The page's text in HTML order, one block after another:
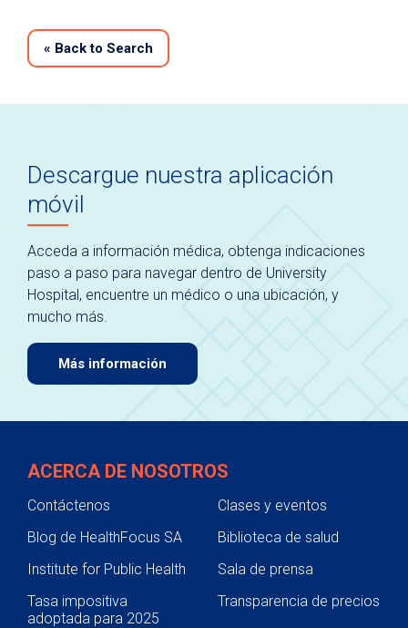
« Back to Search
Descargue nuestra aplicación
móvil
Acceda a información médica, obtenga indicaciones
paso a paso para navegar dentro de University
Hospital, encuentre un médico o una ubicación, y
mucho más.
Más información
ACERCA DE NOSOTROS
Contáctenos
Clases y eventos
Blog de HealthFocus SA
Biblioteca de salud
Institute for Public Health
Sala de prensa
Tasa impositiva
adoptada para 2025
Transparencia de precios